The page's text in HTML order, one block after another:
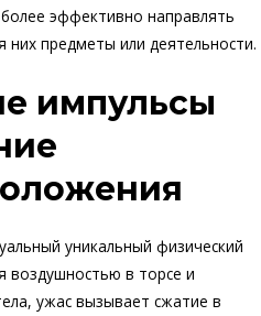
эффективно направлять
предметы или деятельности.
импульсы
уникальный физический
воздушностью в торсе и
ужас вызывает сжатие в